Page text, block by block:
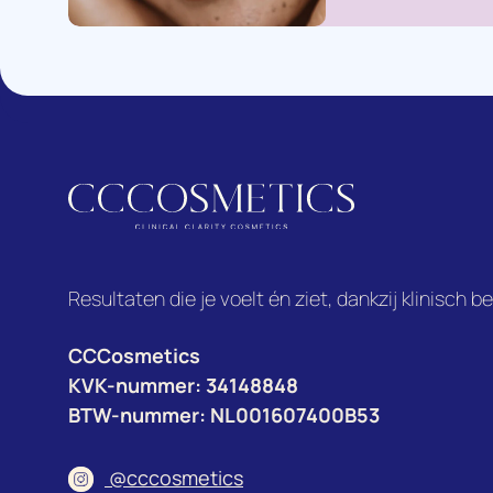
Resultaten die je voelt én ziet, dankzij klinisch
CCCosmetics
KVK-nummer: 34148848
BTW-nummer: NL001607400B53
@cccosmetics